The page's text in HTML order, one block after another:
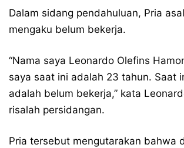
Dalam sidang pendahuluan, Pria
mengaku belum bekerja.
“Nama saya Leonardo Olefins
saya saat ini adalah 23 tahun. Saat
adalah belum bekerja,” kata
risalah persidangan.
Pria tersebut mengutarakan bahwa